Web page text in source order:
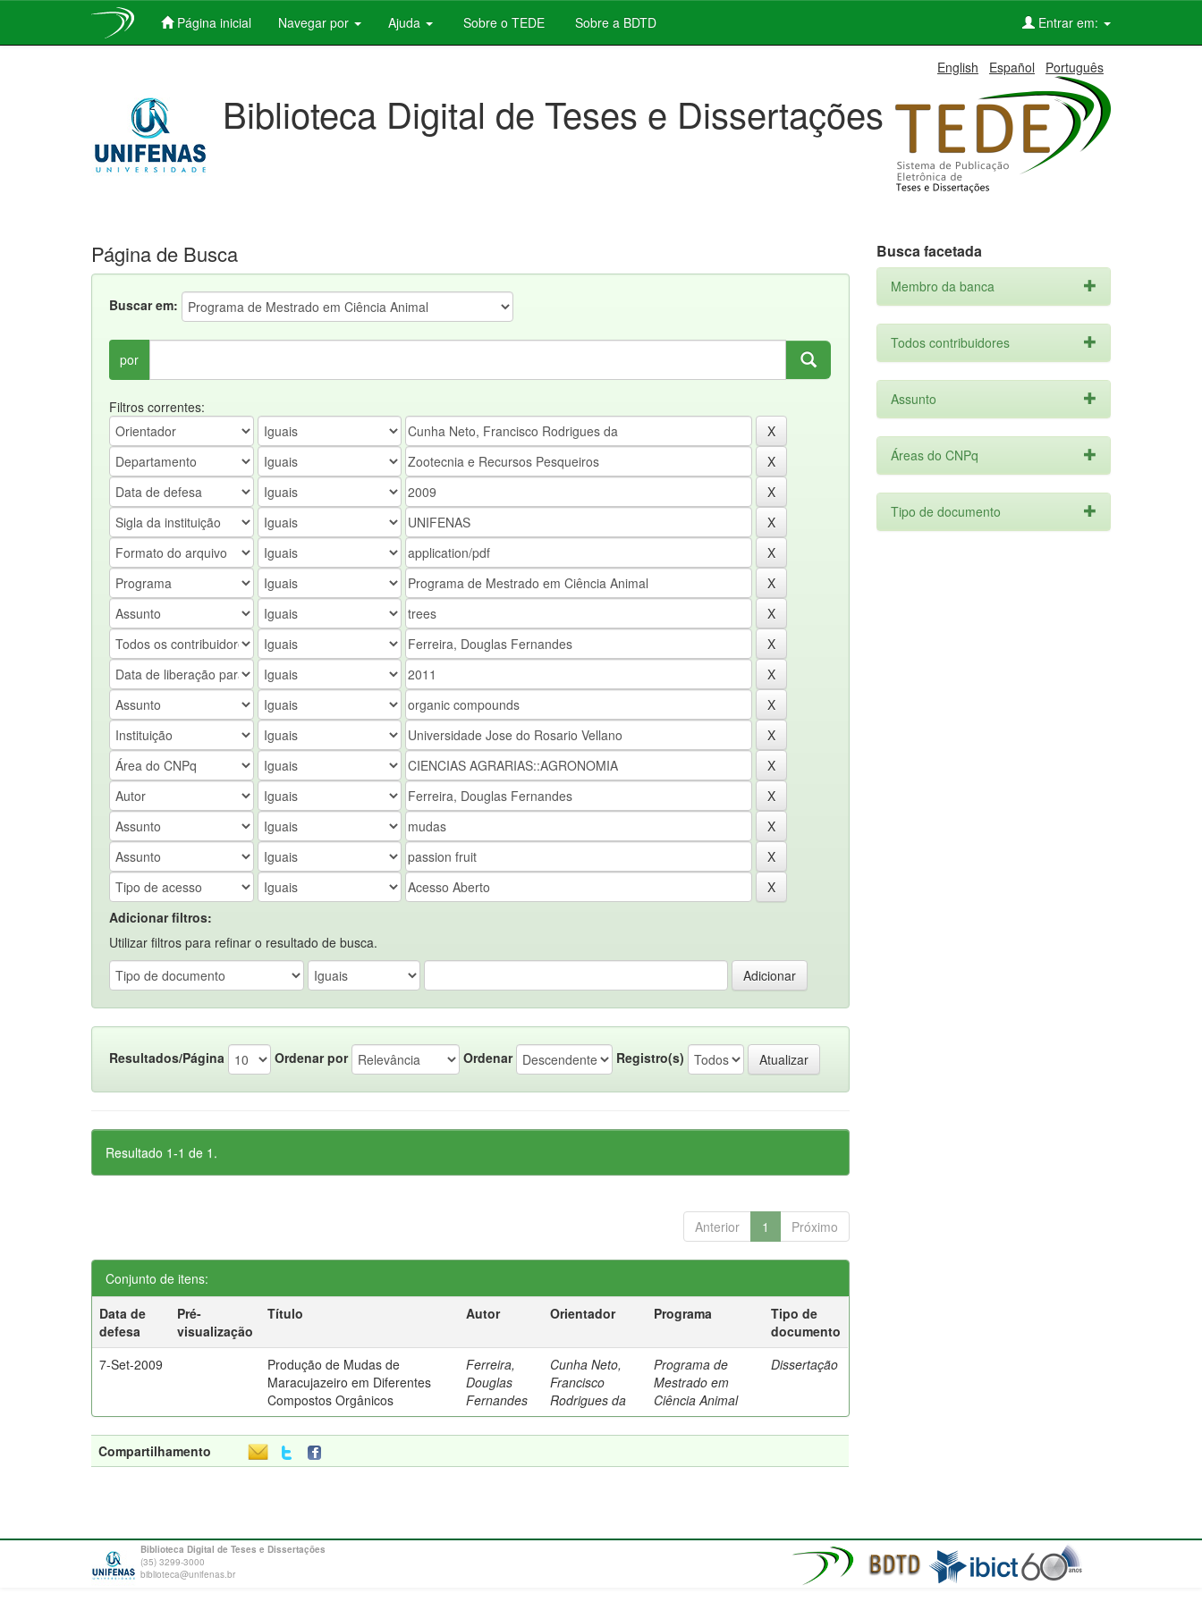
Página inicial Navegar por Ajuda Sobre o TEDE Sobre a BDTD Entrar em:
English Español Português
Biblioteca Digital de Teses e Dissertações
Página de Busca
Buscar em:
por
Filtros correntes:
Adicionar filtros:
Utilizar filtros para refinar o resultado de busca.
Resultados/Página Ordenar por Ordenar Registro(s)
Resultado 1-1 de 1.
Anterior 1 Próximo
Conjunto de itens:
Data de
defesa
Pré-
visualização
Título Autor Orientador Programa
Tipo de
documento
7-Set-2009
Produção de Mudas de
Maracujazeiro em Diferentes
Compostos Orgânicos
Ferreira,
Douglas
Fernandes
Cunha Neto,
Francisco
Rodrigues da
Programa de
Mestrado em
Ciência Animal
Dissertação
Compartilhamento
Busca facetada
Membro da banca
Todos contribuidores
Assunto
Áreas do CNPq
Tipo de documento
Biblioteca Digital de Teses e Dissertações
(35) 3299-3000
biblioteca@unifenas.br